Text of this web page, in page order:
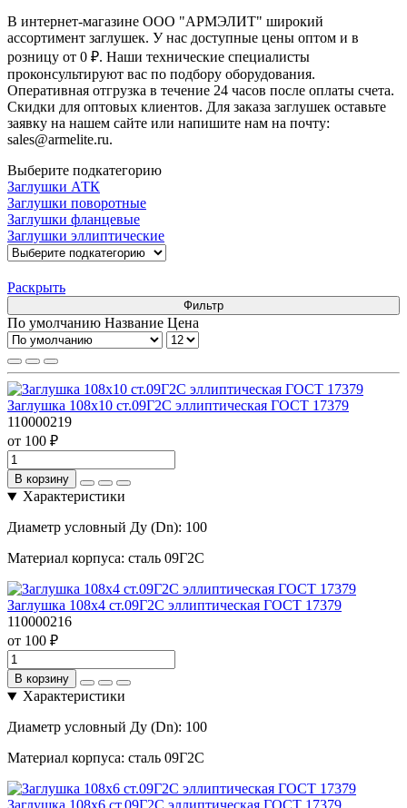
В интернет-магазине ООО "АРМЭЛИТ" широкий
ассортимент заглушек. У нас доступные цены оптом и в
розницу от 0 ₽. Наши технические специалисты
проконсультируют вас по подбору оборудования.
Оперативная отгрузка в течение 24 часов после оплаты счета.
Скидки для оптовых клиентов. Для заказа заглушек оставьте
заявку на нашем сайте или напишите нам на почту:
sales@armelite.ru.
Выберите подкатегорию
Заглушки АТК
Заглушки поворотные
Заглушки фланцевые
Заглушки эллиптические
Раскрыть
Фильтр
По умолчанию Название Цена
Заглушка 108х10 ст.09Г2С эллиптическая ГОСТ 17379
110000219
от 100 ₽
В корзину
Характеристики
Диаметр условный Ду (Dn): 100
Материал корпуса: сталь 09Г2С
Заглушка 108х4 ст.09Г2С эллиптическая ГОСТ 17379
110000216
от 100 ₽
В корзину
Характеристики
Диаметр условный Ду (Dn): 100
Материал корпуса: сталь 09Г2С